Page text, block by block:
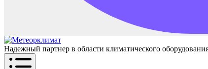
Надежный партнер в области климатического